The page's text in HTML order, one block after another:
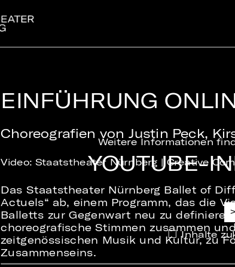
EINFÜHRUNG
Choreografien von Justin Peck,
YOUTUBE-
Inhalte
Weitere Informationen
Video: Staatstheater Nürnberg | Creative
Das Staatstheater Nürnberg Ballet of
Actuels“ ab, einem Programm, das die
Balletts zur Gegenwart neu zu
choreografische Stimmen zusammen
zeitgenössischen Musik und Kultur, zu
Zusammenseins.